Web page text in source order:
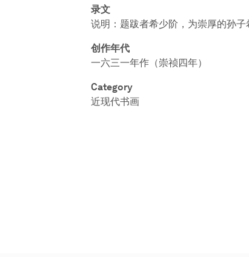
录文
说明：题跋者希少阶，为崇厚的孙子
创作年代
一六三一年作（崇祯四年）
Category
近现代书画